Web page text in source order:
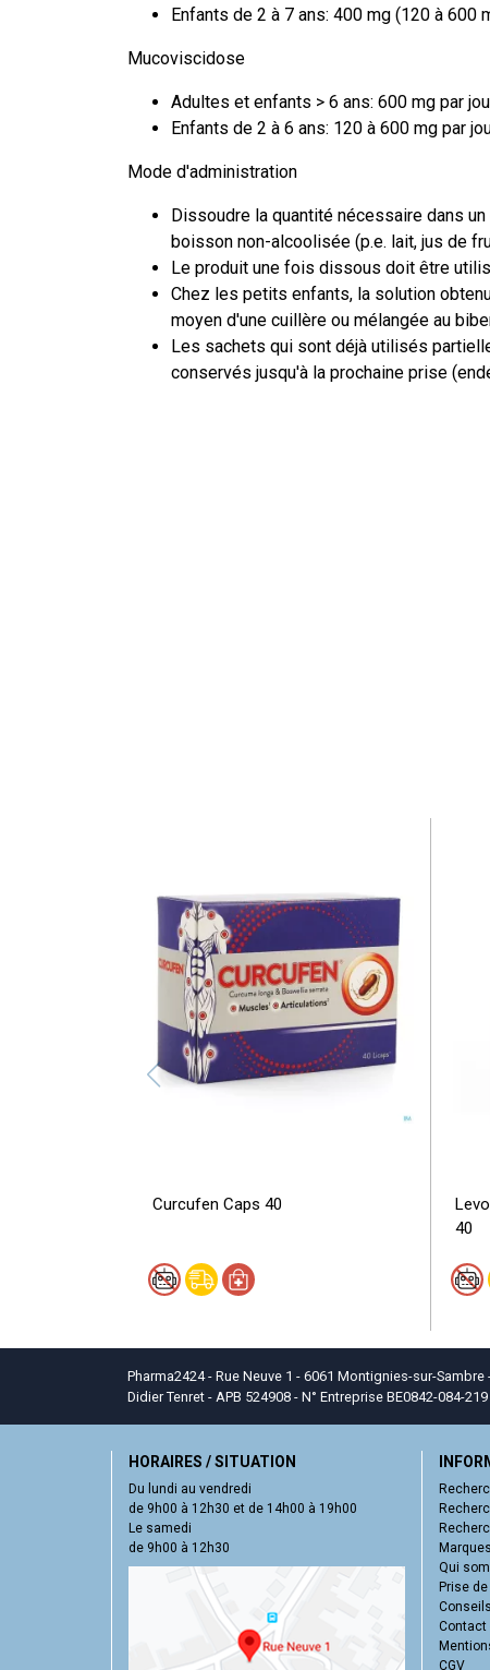
Enfants de 2 à 7 ans: 400 mg (120 à 600
Mucoviscidose
Adultes et enfants > 6 ans: 600 mg par
Enfants de 2 à 6 ans: 120 à 600 mg par
Mode d'administration
Dissoudre la quantité nécessaire dans
boisson non-alcoolisée (p.e. lait, jus de
Le produit une fois dissous doit être
Chez les petits enfants, la solution
moyen d'une cuillère ou mélangée au
Les sachets qui sont déjà utilisés
conservés jusqu'à la prochaine prise
Curcufen Caps 40
40
Pharma2424 - Rue Neuve 1 - 6061 Montignies-sur-Sambre
Didier Tenret - APB 524908 - N° Entreprise BE0842-084-219
HORAIRES / SITUATION
Du lundi au vendredi
de 9h00 à 12h30 et de 14h00 à 19h00
Le samedi
de 9h00 à 12h30
Qui
Prise
Contact
CGV